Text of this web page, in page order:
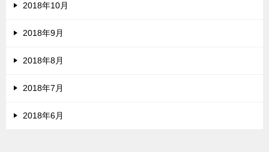
2018年10月
2018年9月
2018年8月
2018年7月
2018年6月